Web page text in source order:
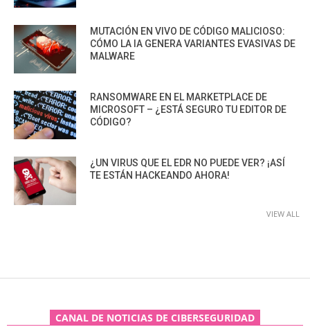
MUTACIÓN EN VIVO DE CÓDIGO MALICIOSO:
CÓMO LA IA GENERA VARIANTES EVASIVAS DE
MALWARE
RANSOMWARE EN EL MARKETPLACE DE
MICROSOFT – ¿ESTÁ SEGURO TU EDITOR DE
CÓDIGO?
¿UN VIRUS QUE EL EDR NO PUEDE VER? ¡ASÍ
TE ESTÁN HACKEANDO AHORA!
VIEW ALL
CANAL DE NOTICIAS DE CIBERSEGURIDAD